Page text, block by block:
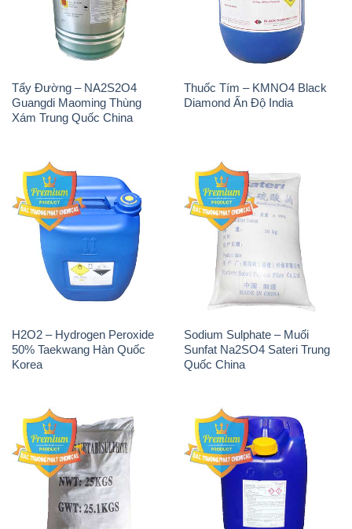
Tẩy Đường – NA2S2O4
Guangdi Maoming Thùng
Xám Trung Quốc China
Thuốc Tím – KMNO4 Black
Diamond Ấn Độ India
H2O2 – Hydrogen Peroxide
50% Taekwang Hàn Quốc
Korea
Sodium Sulphate – Muối
Sunfat Na2SO4 Sateri Trung
Quốc China